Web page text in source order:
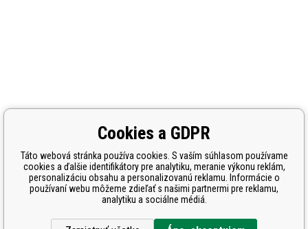
Cookies a GDPR
Táto webová stránka používa cookies. S vaším súhlasom používame
cookies a ďalšie identifikátory pre analytiku, meranie výkonu reklám,
personalizáciu obsahu a personalizovanú reklamu. Informácie o
používaní webu môžeme zdieľať s našimi partnermi pre reklamu,
analytiku a sociálne médiá.